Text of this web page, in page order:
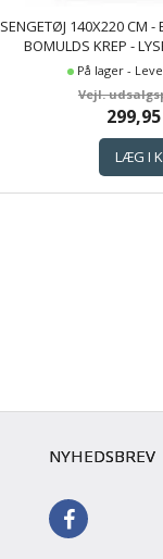
SENGETØJ 140X220 CM
BOMULDS KREP -
På lager -
299,95
NYHEDSBREV